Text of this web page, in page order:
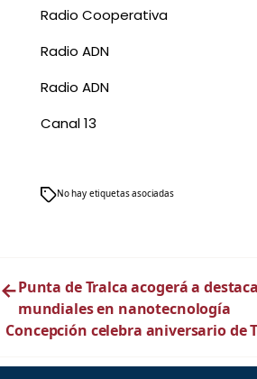
Radio Cooperativa
Radio ADN
Radio ADN
Canal 13
No hay etiquetas asociadas
←Punta de Tralca acogerá a
mundiales en nanotecnología
Concepción celebra aniversario de